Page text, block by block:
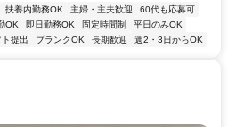
扶養内勤務OK 主婦・主夫歓迎
60代も応募可
OK 即日勤務OK 固定時間制
平日のみOK
ト提出 ブランクOK 長期歓迎 週2・3日からOK